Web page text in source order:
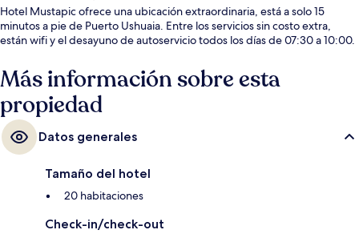
Hotel Mustapic ofrece una ubicación extraordinaria, está a solo 15
minutos a pie de Puerto Ushuaia. Entre los servicios sin costo extra,
están wifi y el desayuno de autoservicio todos los días de 07:30 a 10:00.
Más información sobre esta
propiedad
Datos generales
Tamaño del hotel
20 habitaciones
Check-in/check-out